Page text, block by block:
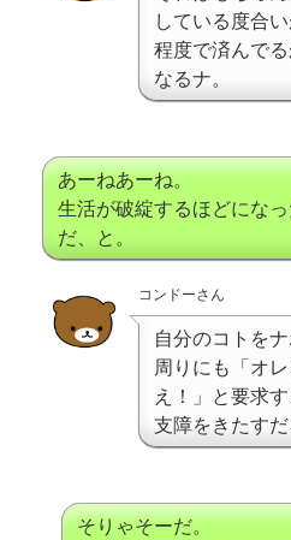
している度合
程度で済んで
なるナ。
あーねあーね。
生活が破綻するほどになっ
だ、と。
コンドーさん
自分のコトを
周りにも「オ
え！」と要求
支障をきたすだ
そりゃそーだ。